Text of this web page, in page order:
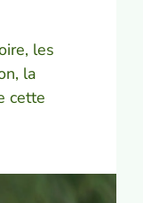
les
la
cette